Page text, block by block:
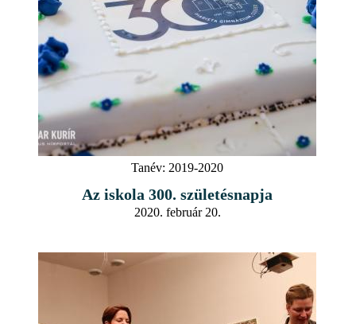
Tanév: 2019-2020
Az iskola 300. születésnapja
2020. február 20.